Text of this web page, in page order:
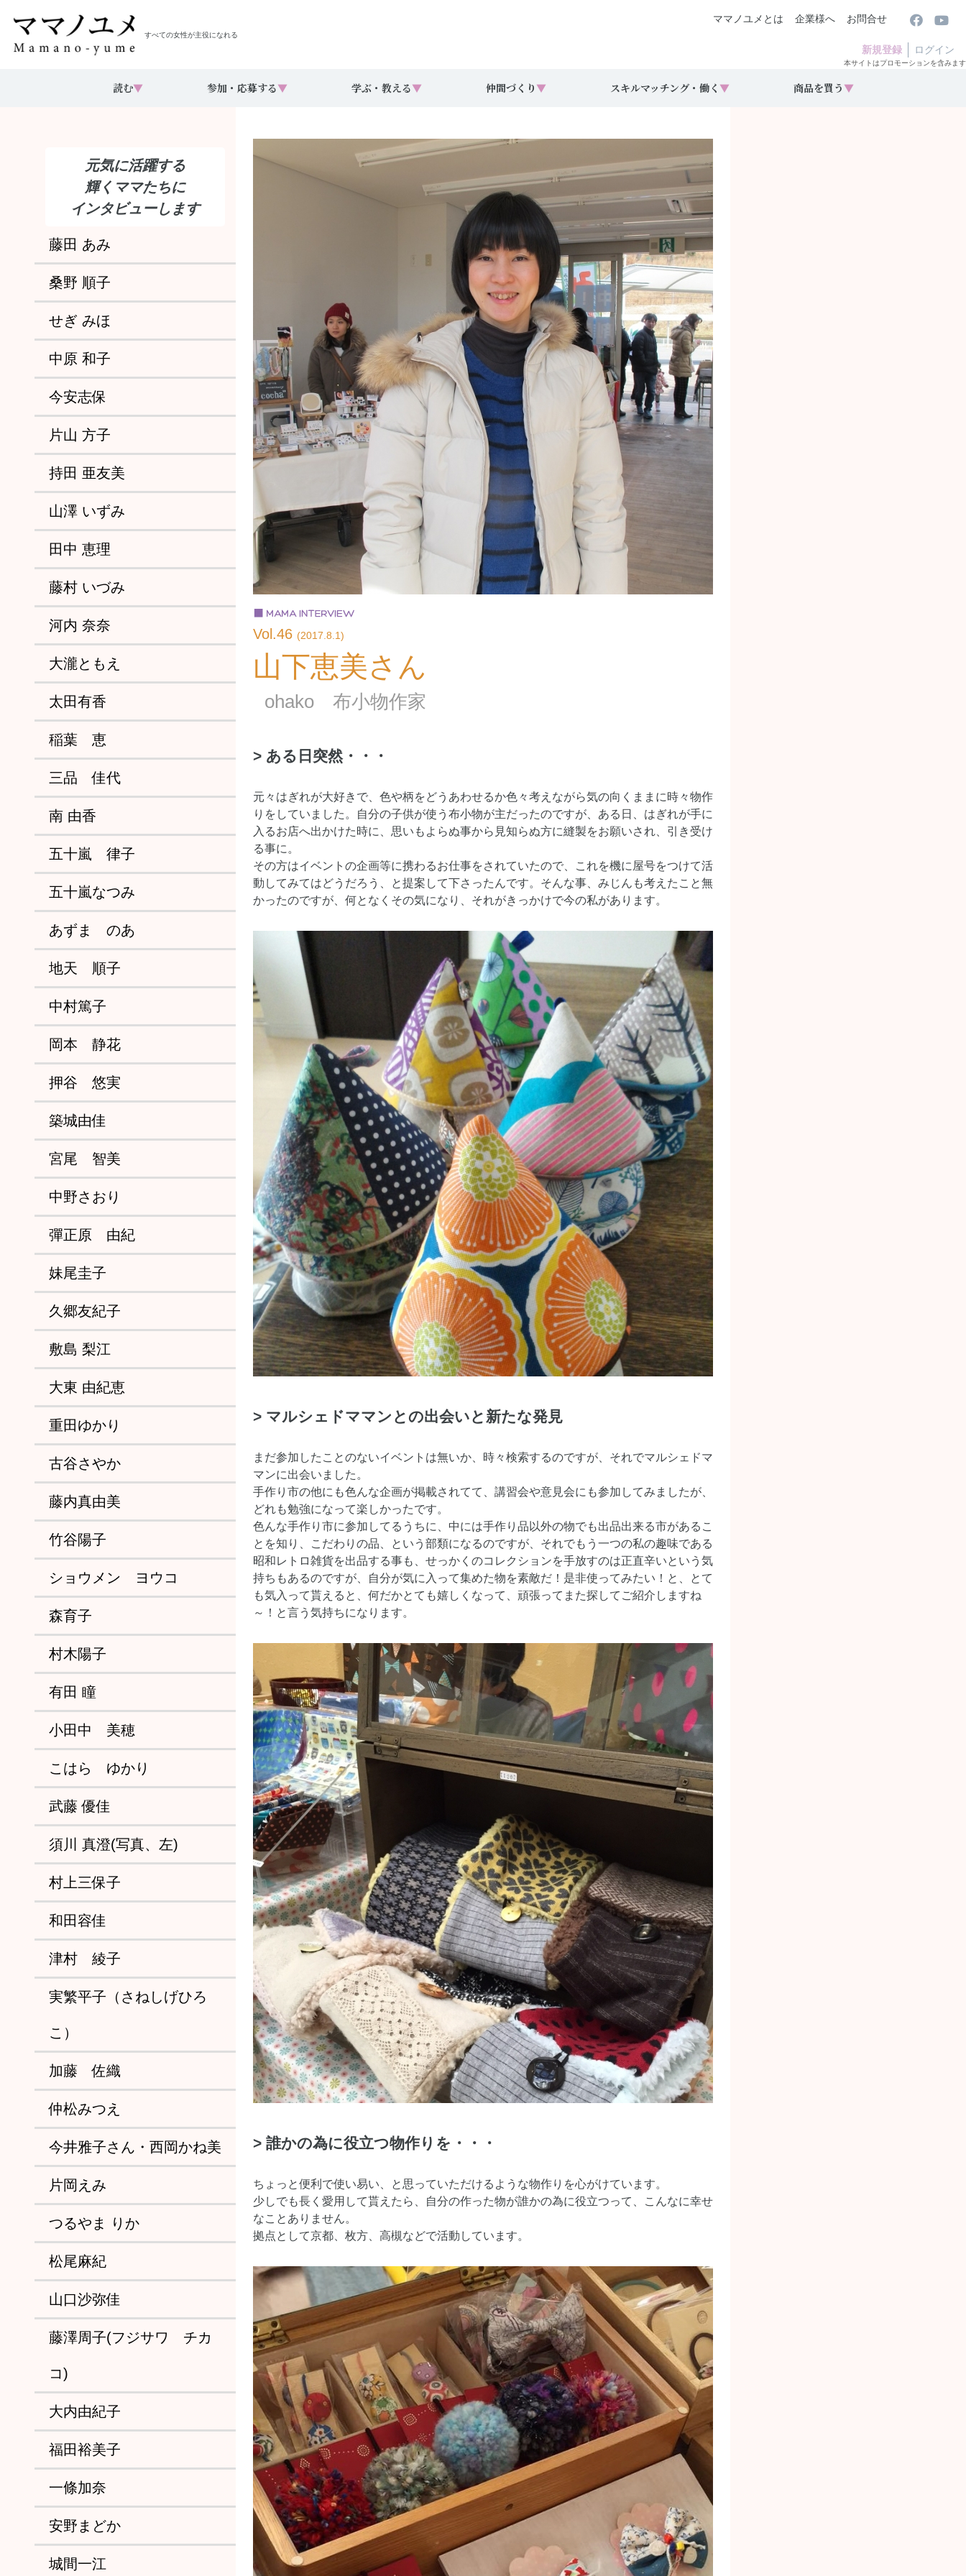
すべての女性が主役になれる
ママノユメとは 企業様へ お問合せ
新規登録 ログイン
本サイトはプロモーションを含みます
読む▼ 参加・応募する▼ 学ぶ・教える▼ 仲間づくり ▼ スキルマッチング・働く ▼ 商品を買う ▼
元気に活躍する
輝くママたちに
インタビューします
藤田 あみ
桑野 順子
せぎ みほ
中原 和子
今安志保
片山 方子
持田 亜友美
山澤 いずみ
田中 恵理
藤村 いづみ
河内 奈奈
大瀧ともえ
太田有香
稲葉 恵
三品 佳代
南 由香
五十嵐 律子
五十嵐なつみ
あずま のあ
地天 順子
中村篤子
岡本 静花
押谷 悠実
築城由佳
宮尾 智美
中野さおり
彈正原 由紀
妹尾圭子
久郷友紀子
敷島 梨江
大東 由紀恵
重田ゆかり
古谷さやか
藤内真由美
竹谷陽子
ショウメン ヨウコ
森育子
村木陽子
有田 瞳
小田中 美穂
こはら ゆかり
武藤 優佳
須川 真澄(写真、左)
村上三保子
和田容佳
津村 綾子
実繁平子（さねしげひろ
こ）
加藤 佐織
仲松みつえ
今井雅子さん・西岡かね美
片岡えみ
つるやま りか
松尾麻紀
山口沙弥佳
藤澤周子(フジサワ チカ
コ)
大内由紀子
福田裕美子
一條加奈
安野まどか
城間一江
Vol.46 (2017.8.1)
山下恵美さん
ohako 布小物作家
> ある日突然・・・
元々はぎれが大好きで、色や柄をどうあわせるか色々考えながら気の向くままに時々物作
りをしていました。自分の子供が使う布小物が主だったのですが、ある日、はぎれが手に
入るお店へ出かけた時に、思いもよらぬ事から見知らぬ方に縫製をお願いされ、引き受け
る事に。
その方はイベントの企画等に携わるお仕事をされていたので、これを機に屋号をつけて活
動してみてはどうだろう、と提案して下さったんです。そんな事、みじんも考えたこと無
かったのですが、何となくその気になり、それがきっかけで今の私があります。
> マルシェドママンとの出会いと新たな発見
まだ参加したことのないイベントは無いか、時々検索するのですが、それでマルシェドマ
マンに出会いました。
手作り市の他にも色んな企画が掲載されてて、講習会や意見会にも参加してみましたが、
どれも勉強になって楽しかったです。
色んな手作り市に参加してるうちに、中には手作り品以外の物でも出品出来る市があるこ
とを知り、こだわりの品、という部類になるのですが、それでもう一つの私の趣味である
昭和レトロ雑貨を出品する事も、せっかくのコレクションを手放すのは正直辛いという気
持ちもあるのですが、自分が気に入って集めた物を素敵だ！是非使ってみたい！と、とて
も気入って貰えると、何だかとても嬉しくなって、頑張ってまた探してご紹介しますね
～！と言う気持ちになります。
> 誰かの為に役立つ物作りを・・・
ちょっと便利で使い易い、と思っていただけるような物作りを心がけています。
少しでも長く愛用して貰えたら、自分の作った物が誰かの為に役立つって、こんなに幸せ
なことありません。
拠点として京都、枚方、高槻などで活動しています。